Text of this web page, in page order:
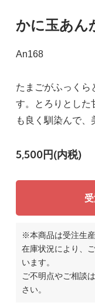
かに玉あん
An168
たまごがふっくら
す。とろりとした
も良く馴染んで、
5,500円(内税)
※本商品は受注生
在庫状況により、
います。
ご不明点やご相談は
さい。